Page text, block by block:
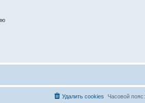
Часовой пояс:
Удалить cookies